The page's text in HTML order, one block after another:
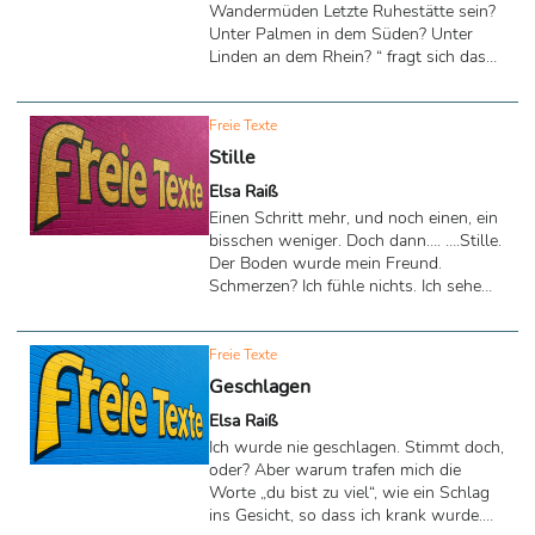
Wandermüden Letzte Ruhestätte sein?
Unter Palmen in dem Süden? Unter
Linden an dem Rhein? “ fragt sich das
Heinrich Heine (1797– 1856). Dieser
Essay antwortet auf diese Frage:
Freie Texte
Stille
Elsa Raiß
Einen Schritt mehr, und noch einen, ein
bisschen weniger. Doch dann…. ….Stille.
Der Boden wurde mein Freund.
Schmerzen? Ich fühle nichts. Ich sehe
Blumen und eine Welt, die nicht meine
ist. Ich gehe und alles ist frei, so leicht.
Ein Gesicht, so fröhlich und freundlich.
Keine Worte, nur Zeichen. Ein Lächeln
und die Aufforderung, mitzukommen.
Ich denke nicht, sondern bewege mich.
Fast geschafft. Doch dann… …Stille. Ich
frage, „wo bin ich“. Doch keine Antwort,
...
Freie Texte
Geschlagen
Elsa Raiß
Ich wurde nie geschlagen. Stimmt doch,
oder? Aber warum trafen mich die
Worte „du bist zu viel“, wie ein Schlag
ins Gesicht, so dass ich krank wurde.